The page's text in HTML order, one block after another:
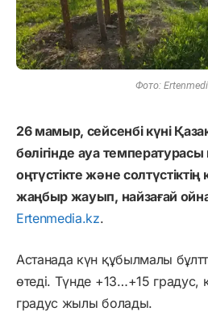
Фото:
26 мамыр, сейсенбі күні
бөлігінде ауа температурасы
оңтүстікте және солтүстіктің
жаңбыр жауып, найзағай
Ertenmedia.kz.
Астанада күн құбылмалы
өтеді. Түнде +13…+15 градус,
градус жылы болады.